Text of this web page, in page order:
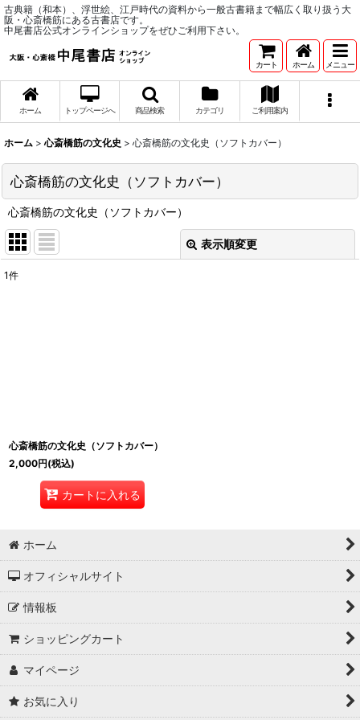
古典籍（和本）、浮世絵、江戸時代の資料から一般古書籍まで幅広く取り扱う大
阪・心斎橋筋にある古書店です。
中尾書店公式オンラインショップをぜひご利用下さい。
カート ホーム メニュー
ホーム トップページへ 商品検索 カテゴリ ご利用案内
ホーム > 心斎橋筋の文化史 > 心斎橋筋の文化史（ソフトカバー）
心斎橋筋の文化史（ソフトカバー）
心斎橋筋の文化史（ソフトカバー）
表示順変更
1件
心斎橋筋の文化史（ソフトカバー）
2,000円(税込)
カートに入れる
ホーム
オフィシャルサイト
情報板
ショッピングカート
マイページ
お気に入り